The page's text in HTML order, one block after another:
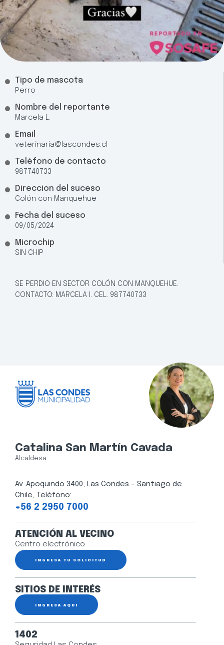
Tipo de mascota
Perro
Nombre del reportante
Marcela L.
Email
veterinaria@lascondes.cl
Teléfono de contacto
987740733
Direccion del suceso
Colón con Manquehue
Fecha del suceso
09/05/2024
Microchip
SIN CHIP
SE PERDIO EN SECTOR COLÓN CON MANQUEHUE.
CONTACTO: MARCELA l. CEL. 987740733
Catalina San Martín Cavada
Alcaldesa
Av. Apoquindo 3400, Las Condes – Santiago de
Chile, Teléfono:
+56 2 2950 7000
ATENCIÓN AL VECINO
Centro electrónico
INGRESA TU SOLICITUD
SITIOS DE INTERÉS
INGRESA AQUÍ
1402